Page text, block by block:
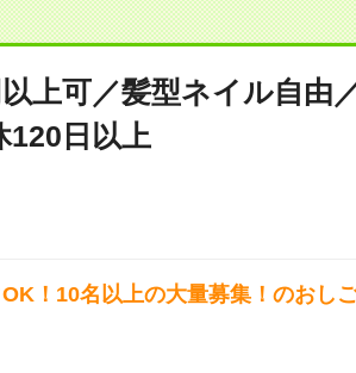
上可／髪型ネイル自由
120日以上
！10名以上の大量募集！のおし